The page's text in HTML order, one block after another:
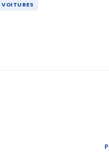
VOITURES